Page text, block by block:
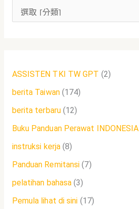
ASSISTEN TKI TW GPT (2)
berita Taiwan(174)
berita terbaru(12)
Buku Panduan Perawat INDONESIA
instruksi kerja (8)
Panduan Remitansi (7)
pelatihan bahasa (3)
Pemula lihat di sini (17)